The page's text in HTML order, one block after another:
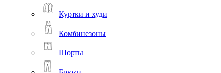
Куртки и худи
Комбинезоны
Шорты